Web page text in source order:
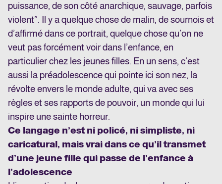
puissance, de son côté anarchique, sauvage, parfois
violent”. Il y a quelque chose de malin, de sournois et
d’affirmé dans ce portrait, quelque chose qu’on ne
veut pas forcément voir dans l’enfance, en
particulier chez les jeunes filles. En un sens, c’est
aussi la préadolescence qui pointe ici son nez, la
révolte envers le monde adulte, qui va avec ses
règles et ses rapports de pouvoir, un monde qui lui
inspire une sainte horreur.
Ce langage n’est ni policé, ni simpliste, ni
caricatural, mais vrai dans ce qu’il transmet
d’une jeune fille qui passe de l’enfance à
l’adolescence